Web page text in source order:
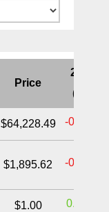
Price
24H
(%)
$64,228.49 -0.64%
$1,895.62 -0.55%
$1.00 0.00%